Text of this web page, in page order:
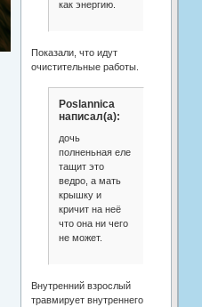
как энергию.
Показали, что идут
очистительные работы.
Poslannica
написал(а):
дочь
полненьная еле
тащит это
ведро, а мать
крышку и
кричит на неё
что она ни чего
не может.
Внутренний взрослый
травмирует внутреннего